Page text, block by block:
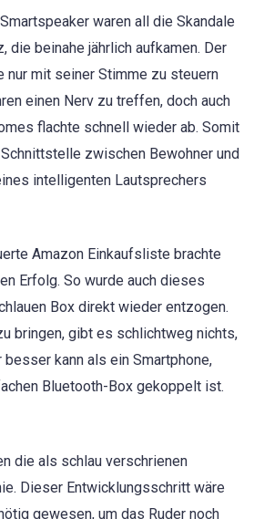
waren all die Skandale
die beinahe jährlich aufkamen. Der
nur mit seiner Stimme zu steuern
einen Nerv zu treffen, doch auch
flachte schnell wieder ab. Somit
zwischen Bewohner und
intelligenten Lautsprechers
Amazon Einkaufsliste brachte
Erfolg. So wurde auch dieses
Box direkt wieder entzogen.
bringen, gibt es schlichtweg nichts,
kann als ein Smartphone,
Bluetooth-Box gekoppelt ist.
die als schlau verschrienen
Dieser Entwicklungsschritt wäre
gewesen, um das Ruder noch